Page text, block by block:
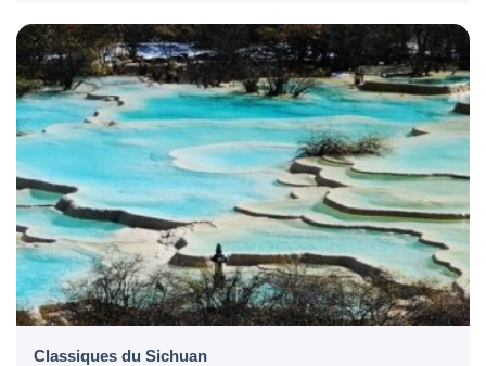
Classiques du Sichuan